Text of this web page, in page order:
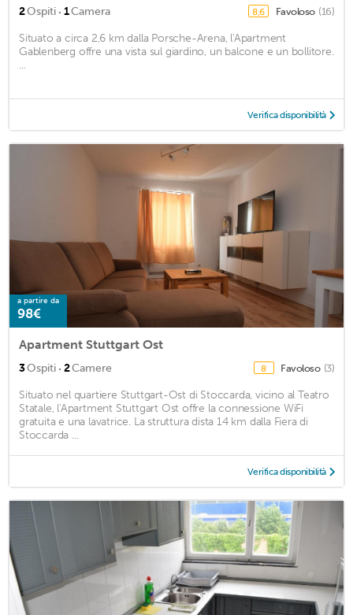
2Ospiti · 1Camera 8,6 Favoloso (16)
Situato a circa 2,6 km dalla Porsche-Arena, l'Apartment
Gablenberg offre una vista sul giardino, un balcone e un bollitore.
...
Verifica disponibilità
a partire da
98€
Apartment Stuttgart Ost
3Ospiti · 2Camere 8 Favoloso (3)
Situato nel quartiere Stuttgart-Ost di Stoccarda, vicino al Teatro
Statale, l'Apartment Stuttgart Ost offre la connessione WiFi
gratuita e una lavatrice. La struttura dista 14 km dalla Fiera di
Stoccarda ...
Verifica disponibilità